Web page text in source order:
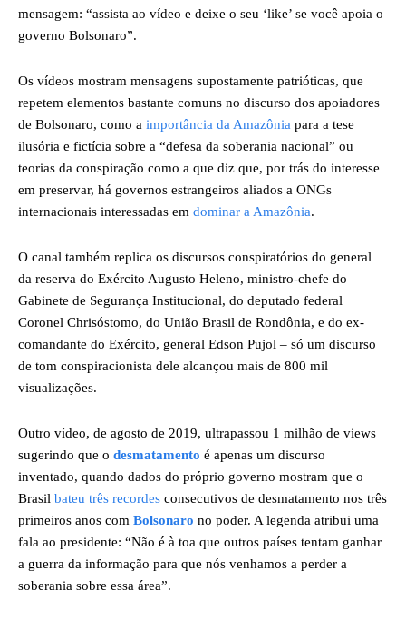
mensagem: “assista ao vídeo e deixe o seu ‘like’ se você apoia o
governo Bolsonaro”.
Os vídeos mostram mensagens supostamente patrióticas, que
repetem elementos bastante comuns no discurso dos apoiadores
de Bolsonaro, como a importância da Amazônia para a tese
ilusória e fictícia sobre a “defesa da soberania nacional” ou
teorias da conspiração como a que diz que, por trás do interesse
em preservar, há governos estrangeiros aliados a ONGs
internacionais interessadas em dominar a Amazônia.
O canal também replica os discursos conspiratórios do general
da reserva do Exército Augusto Heleno, ministro-chefe do
Gabinete de Segurança Institucional, do deputado federal
Coronel Chrisóstomo, do União Brasil de Rondônia, e do ex-
comandante do Exército, general Edson Pujol – só um discurso
de tom conspiracionista dele alcançou mais de 800 mil
visualizações.
Outro vídeo, de agosto de 2019, ultrapassou 1 milhão de views
sugerindo que o desmatamento é apenas um discurso
inventado, quando dados do próprio governo mostram que o
Brasil bateu três recordes consecutivos de desmatamento nos três
primeiros anos com Bolsonaro no poder. A legenda atribui uma
fala ao presidente: “Não é à toa que outros países tentam ganhar
a guerra da informação para que nós venhamos a perder a
soberania sobre essa área”.